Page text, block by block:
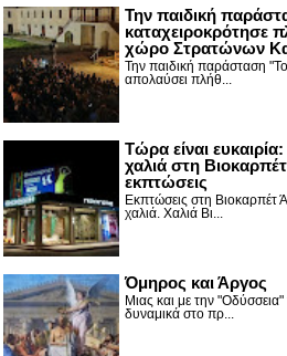
Την παιδική
καταχειροκρότησε
χώρο Στρατώνων
Την παιδική παράσταση
απολαύσει πλήθ...
Τώρα είναι
χαλιά στη
εκπτώσεις
Εκπτώσεις στη
χαλιά. Χαλιά Βι...
Όμηρος και Άργος
Μιας και με την
δυναμικά στο πρ...